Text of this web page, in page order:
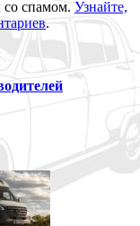
со спамом. Узнайте,
.